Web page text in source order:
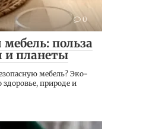
0
польза
и планеты
мебель? Эко-
здоровье, природе и